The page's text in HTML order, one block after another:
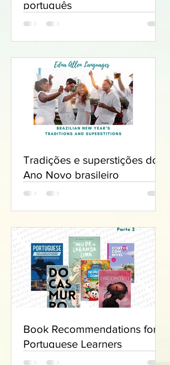
português
Tradições e superstições do
Ano Novo brasileiro
Book Recommendations for
Portuguese Learners